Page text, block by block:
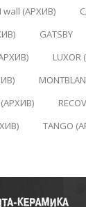
wall (АРХИВ)
GATSBY
(АРХИВ)
TANGO